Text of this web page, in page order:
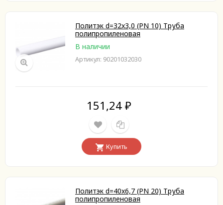
Политэк d=32x3,0 (PN 10) Труба
полипропиленовая
В наличии
Артикул: 90201032030
151,24 ₽
Купить
Политэк d=40x6,7 (PN 20) Труба
полипропиленовая